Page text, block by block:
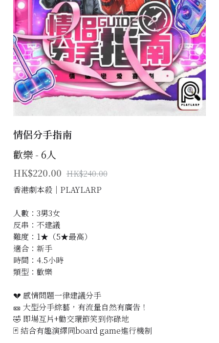
主題房間
會員優惠
學生優惠
主持/劇本招募
到址及團建服務
傳媒報道
聯絡我們
Instagram
情侶分手指南
歡樂 - 6人
HK$220.00 HK$240.00
香港劇本殺│PLAYLARP
人數：3男3女
反串：不建議
難度：1★（5★最高）
適合：新手
時間：4.5小時
類型：歡樂
💔 感情問題一律建議分手
🎫 大型分手綜藝，有流量自然有廣告！
🤣 即場互片+勸交環節笑到你碌地
🃏 結合有趣演繹同board game進行機制